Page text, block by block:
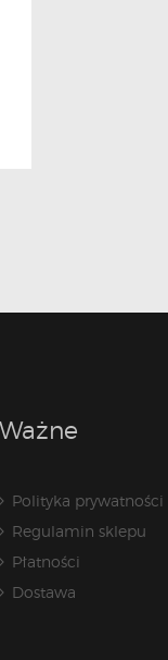
Ważne
Polityka prywatności
Regulamin sklepu
Płatności
Dostawa